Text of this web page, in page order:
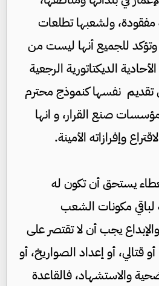
ولشعبها تطلعات
للجميع أنها ليست من
الديكتاتورية الرجعية
تقديم نفسها كنموذج محترم
صنع القرار، و انها
وإفرازاته الأمينة.
يستحق أن تكون له
لباقي مكونات الشعب
يجب أن لا تقتصر على
أو إعداد الصواريخ، أو
والاستشهاد، فالقاعدة